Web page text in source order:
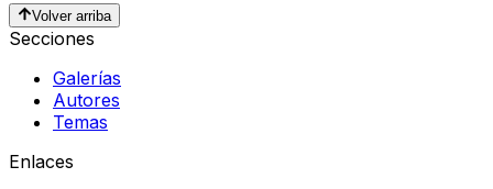
Volver arriba
Secciones
Galerías
Autores
Temas
Enlaces